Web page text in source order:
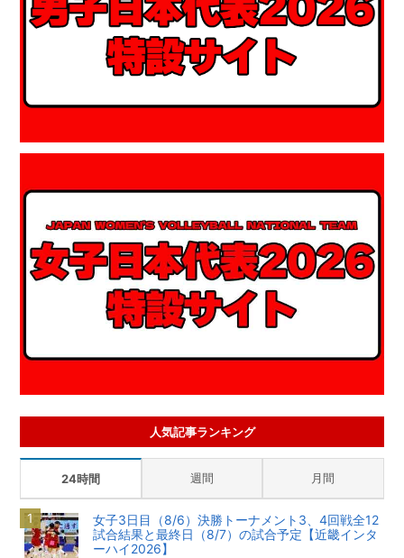
人気記事ランキング
24時間 週間 月間
女子3日目（8/6）決勝トーナメント3、4回戦全12
試合結果と最終日（8/7）の試合予定【近畿インタ
ーハイ2026】